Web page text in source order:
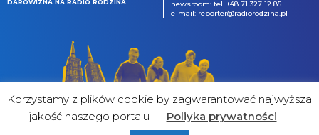
DAROWIZNA NA RADIO RODZINA
newsroom: tel. +48 71 327 12 85
e-mail: reporter@radiorodzina.pl
Korzystamy z plików cookie by zagwarantować najwyższa
jakość naszego portalu
Poliyka prywatności